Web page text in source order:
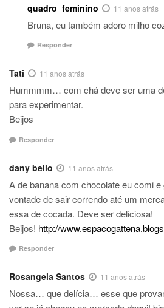
quadro_feminino 11 anos atrás
Bruna, eu também adoro milho
Responder
Tati 11 anos atrás
Hummmm… com chá deve ser uma
para experimentar.
Beijos
Responder
dany bello 11 anos atrás
A de banana com chocolate eu comi
vontade de sair correndo até um
essa de cocada. Deve ser deliciosa!
Beijos! http://
Responder
Rosangela Santos 11 anos atrás
Nossa… que delícia… esse que